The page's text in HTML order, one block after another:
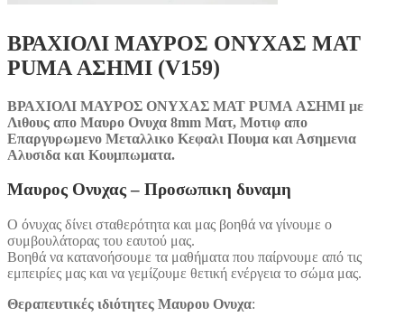
ΒΡΑΧΙΟΛΙ ΜΑΥΡΟΣ ΟΝΥΧΑΣ ΜΑΤ
PUMA ΑΣΗΜΙ (V159)
ΒΡΑΧΙΟΛΙ ΜΑΥΡΟΣ ΟΝΥΧΑΣ ΜΑΤ PUMA ΑΣΗΜΙ με
Λιθους απο Μαυρο Ονυχα 8mm Ματ, Μοτιφ απο
Επαργυρωμενο Μεταλλικο Κεφαλι Πουμα και Ασημενια
Αλυσιδα και Κουμπωματα.
Μαυρος Ονυχας – Προσωπικη δυναμη
Ο όνυχας δίνει σταθερότητα και μας βοηθά να γίνουμε ο
συμβουλάτορας του εαυτού μας.
Βοηθά να κατανοήσουμε τα μαθήματα που παίρνουμε από τις
εμπειρίες μας και να γεμίζουμε θετική ενέργεια το σώμα μας.
Θεραπευτικές ιδιότητες Μαυρου Ονυχα: